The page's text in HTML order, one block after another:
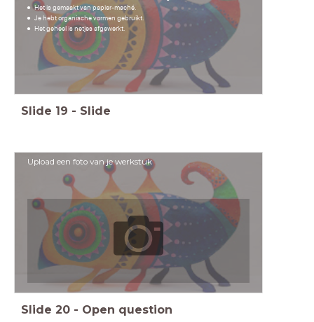
Het is gemaakt van papier-maché.
Je hebt organische vormen gebruikt.
Het geheel is netjes afgewerkt.
Slide 19 - Slide
Upload een foto van je werkstuk
Slide 20 - Open question